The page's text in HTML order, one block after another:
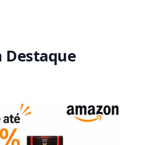
Destaque